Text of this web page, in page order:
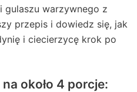
gulaszu warzywnego z
przepis i dowiedz się, jak
i ciecierzycę krok po
około 4 porcje: